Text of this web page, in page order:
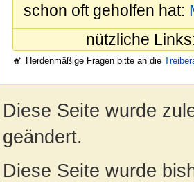
schon oft geholfen hat:
nützliche
Herdenmäßige Fragen bitte an die
Diese Seite wurde
geändert.
Diese Seite wurde